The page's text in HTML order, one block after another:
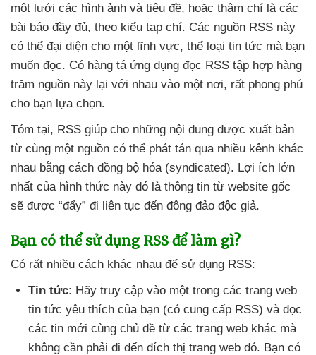
một lưới các hình ảnh và tiêu đề, hoặc thậm chí là các
bài báo đầy đủ, theo kiểu tạp chí. Các nguồn RSS này
có thể đại diện cho một lĩnh vực, thể loại tin tức mà bạn
muốn đọc. Có hàng tá ứng dụng đọc RSS tập hợp hàng
trăm nguồn này lại với nhau vào một nơi, rất phong phú
cho bạn lựa chọn.
Tóm tại, RSS giúp cho những nội dung được xuất bản
từ cùng một nguồn có thể phát tán qua nhiều kênh khác
nhau bằng cách đồng bộ hóa (syndicated). Lợi ích lớn
nhất của hình thức này đó là thông tin từ website gốc
sẽ được “đẩy” đi liên tục đến đông đảo độc giả.
Bạn có thể sử dụng RSS để làm gì?
Có rất nhiều cách khác nhau để sử dụng RSS:
Tin tức: Hãy truy cập vào một trong các trang web
tin tức yêu thích của bạn (có cung cấp RSS) và đọc
các tin mới cùng chủ đề từ các trang web khác mà
không cần phải đi đến đích thị trang web đó. Bạn có